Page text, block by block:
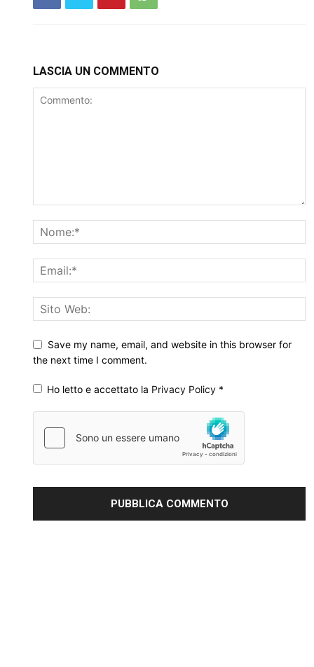
LASCIA UN COMMENTO
Save my name, email, and website in this browser for
the next time I comment.
Ho letto e accettato la Privacy Policy *